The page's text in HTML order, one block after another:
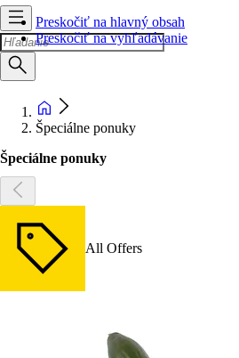
Preskočiť na hlavný obsah
Preskočiť na vyhľadávanie
Špeciálne ponuky
Špeciálne ponuky
All Offers